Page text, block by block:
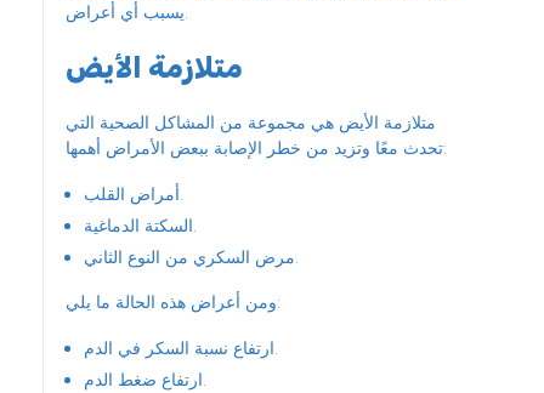
يسبب أي أعراض.
متلازمة الأيض
متلازمة الأيض هي مجموعة من المشاكل الصحية التي
تحدث معًا وتزيد من خطر الإصابة ببعض الأمراض أهمها:
أمراض القلب.
السكتة الدماغية.
مرض السكري من النوع الثاني.
ومن أعراض هذه الحالة ما يلي:
ارتفاع نسبة السكر في الدم.
ارتفاع ضغط الدم.